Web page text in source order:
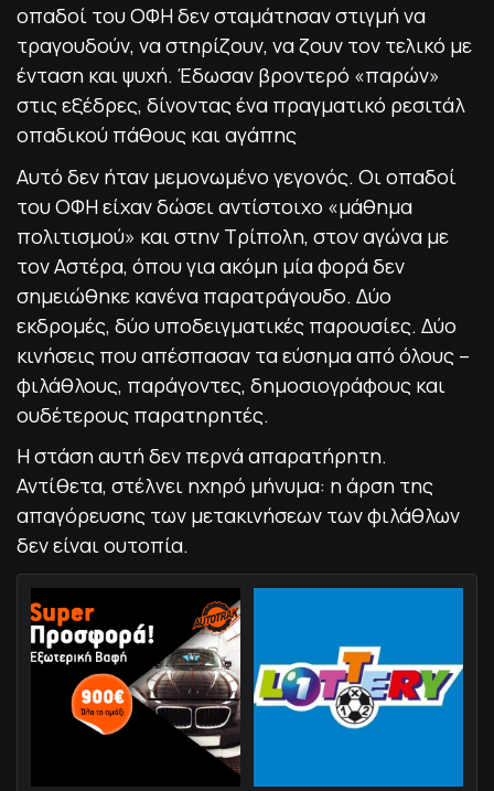
οπαδοί του ΟΦΗ δεν σταμάτησαν στιγμή να
τραγουδούν, να στηρίζουν, να ζουν τον τελικό με
ένταση και ψυχή. Έδωσαν βροντερό «παρών»
στις εξέδρες, δίνοντας ένα πραγματικό ρεσιτάλ
οπαδικού πάθους και αγάπης
Αυτό δεν ήταν μεμονωμένο γεγονός. Οι οπαδοί
του ΟΦΗ είχαν δώσει αντίστοιχο «μάθημα
πολιτισμού» και στην Τρίπολη, στον αγώνα με
τον Αστέρα, όπου για ακόμη μία φορά δεν
σημειώθηκε κανένα παρατράγουδο. Δύο
εκδρομές, δύο υποδειγματικές παρουσίες. Δύο
κινήσεις που απέσπασαν τα εύσημα από όλους –
φιλάθλους, παράγοντες, δημοσιογράφους και
ουδέτερους παρατηρητές.
Η στάση αυτή δεν περνά απαρατήρητη.
Αντίθετα, στέλνει ηχηρό μήνυμα: η άρση της
απαγόρευσης των μετακινήσεων των φιλάθλων
δεν είναι ουτοπία.